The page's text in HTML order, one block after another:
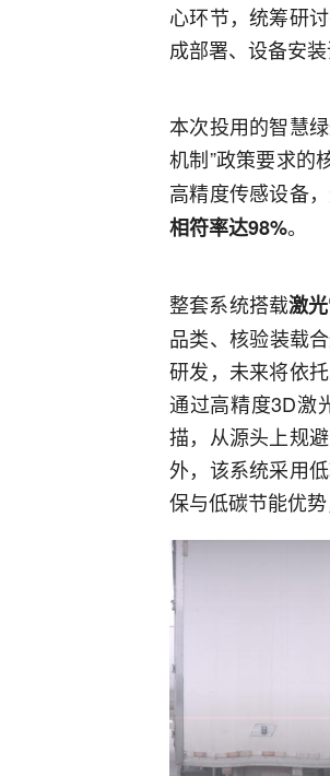
心环节，统筹研
成部署、设备安
本次投用的智慧
机制”政策要求的
高精度传感设备
相符率达98%。
整套系统搭载激
品类、核验装载
研发，未来将依
通过高精度3D激
描，从源头上规
外，该系统采用
保与低碳节能优